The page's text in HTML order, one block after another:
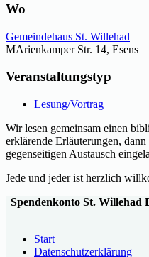
Wo
Gemeindehaus St. Willehad
MArienkamper Str. 14, Esens
Veranstaltungstyp
Lesung/Vortrag
Wir lesen gemeinsam einen
erklärende Erläuterungen,
gegenseitigen Austausch
Jede und jeder ist herzlich
Spendenkonto St. Willehad
Start
Datenschutzerklärung